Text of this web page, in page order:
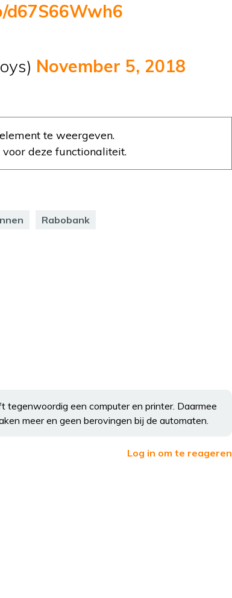
d67S66Wwh6
November 5, 2018
te weergeven.
deze functionaliteit.
Rabobank
tegenwoordig een computer en printer. Daarmee
meer en geen berovingen bij de automaten.
Log in om te reageren